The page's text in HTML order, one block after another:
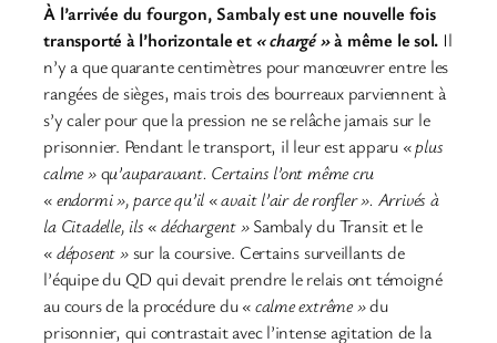
À l’arrivée du fourgon, Sambaly est une nouvelle fois
transporté à l’horizontale et« chargé »à même le sol. Il
n’y a que quarante centimètres pour manœuvrer entre les
rangées de sièges, mais trois des bourreaux parviennent à
s’y caler pour que la pression ne se relâche jamais sur le
prisonnier. Pendant le transport, il leur est apparu« plus
calme »qu’auparavant. Certains l’ont même cru
« endormi », parce qu’il « avait l’air de ronfler ». Arrivés à
la Citadelle, ils « déchargent »Sambaly du Transit et le
« déposent »sur la coursive. Certains surveillants de
l’équipe du QD qui devait prendre le relais ont témoigné
au cours de la procédure du« calme extrême »du
prisonnier, qui contrastait avec l’intense agitation de la